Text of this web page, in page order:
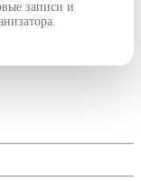
записи и